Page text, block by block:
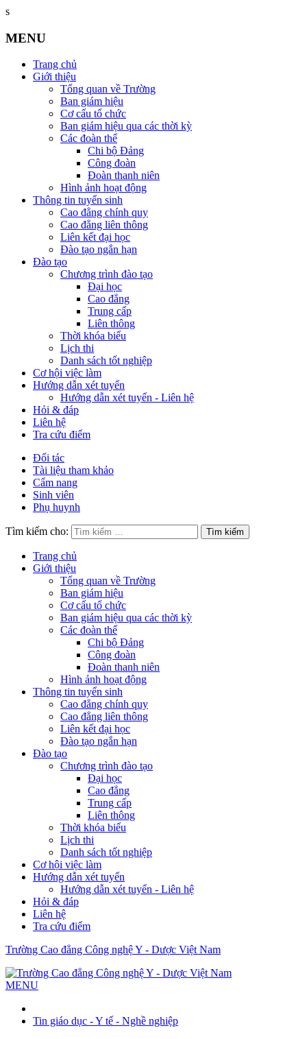
s
MENU
Trang chủ
Giới thiệu
Tổng quan về Trường
Ban giám hiệu
Cơ cấu tổ chức
Ban giám hiệu qua các thời kỳ
Các đoàn thể
Chi bộ Đảng
Công đoàn
Đoàn thanh niên
Hình ảnh hoạt động
Thông tin tuyển sinh
Cao đẳng chính quy
Cao đẳng liên thông
Liên kết đại học
Đào tạo ngắn hạn
Đào tạo
Chương trình đào tạo
Đại học
Cao đẳng
Trung cấp
Liên thông
Thời khóa biểu
Lịch thi
Danh sách tốt nghiệp
Cơ hội việc làm
Hướng dẫn xét tuyển
Hướng dẫn xét tuyển - Liên hệ
Hỏi & đáp
Liên hệ
Tra cứu điểm
Đối tác
Tài liệu tham khảo
Cẩm nang
Sinh viên
Phụ huynh
Tìm kiếm cho:
Trang chủ
Giới thiệu
Tổng quan về Trường
Ban giám hiệu
Cơ cấu tổ chức
Ban giám hiệu qua các thời kỳ
Các đoàn thể
Chi bộ Đảng
Công đoàn
Đoàn thanh niên
Hình ảnh hoạt động
Thông tin tuyển sinh
Cao đẳng chính quy
Cao đẳng liên thông
Liên kết đại học
Đào tạo ngắn hạn
Đào tạo
Chương trình đào tạo
Đại học
Cao đẳng
Trung cấp
Liên thông
Thời khóa biểu
Lịch thi
Danh sách tốt nghiệp
Cơ hội việc làm
Hướng dẫn xét tuyển
Hướng dẫn xét tuyển - Liên hệ
Hỏi & đáp
Liên hệ
Tra cứu điểm
Trường Cao đẳng Công nghệ Y - Dược Việt Nam
MENU
Tin giáo dục - Y tế - Nghề nghiệp